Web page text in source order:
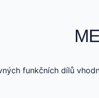
funkčních dílů